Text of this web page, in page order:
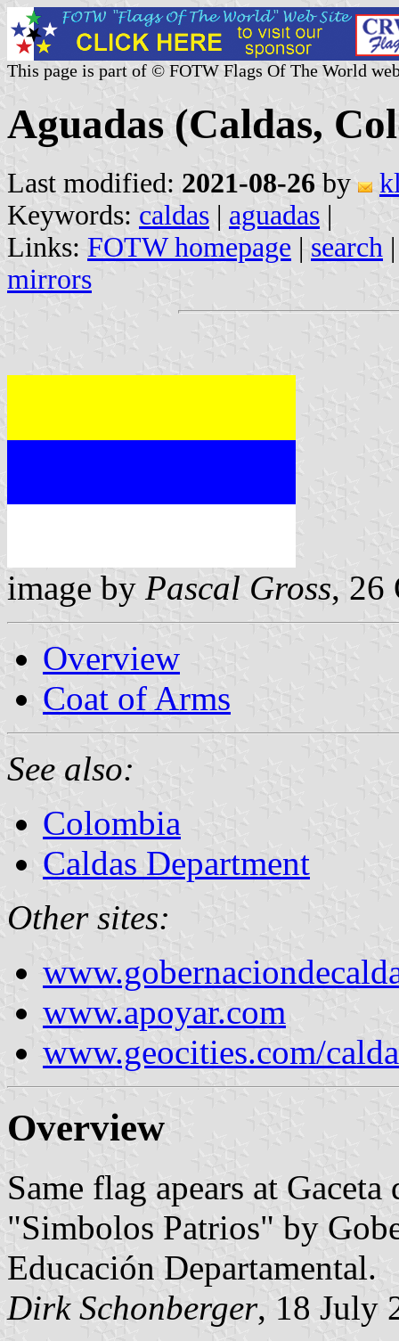
This page is part of © FOTW Flags Of The World
Aguadas (Caldas,
Last modified: 2021-08-26 by
Keywords: caldas | aguadas |
Links: FOTW homepage | search
mirrors
image by Pascal Gross, 26
Overview
Coat of Arms
See also:
Colombia
Caldas Department
Other sites:
www.apoyar.com
www.geocities.com/
Overview
Same flag apears at
"Simbolos Patrios" by
Educación Departamental.
Dirk Schonberger, 18 July